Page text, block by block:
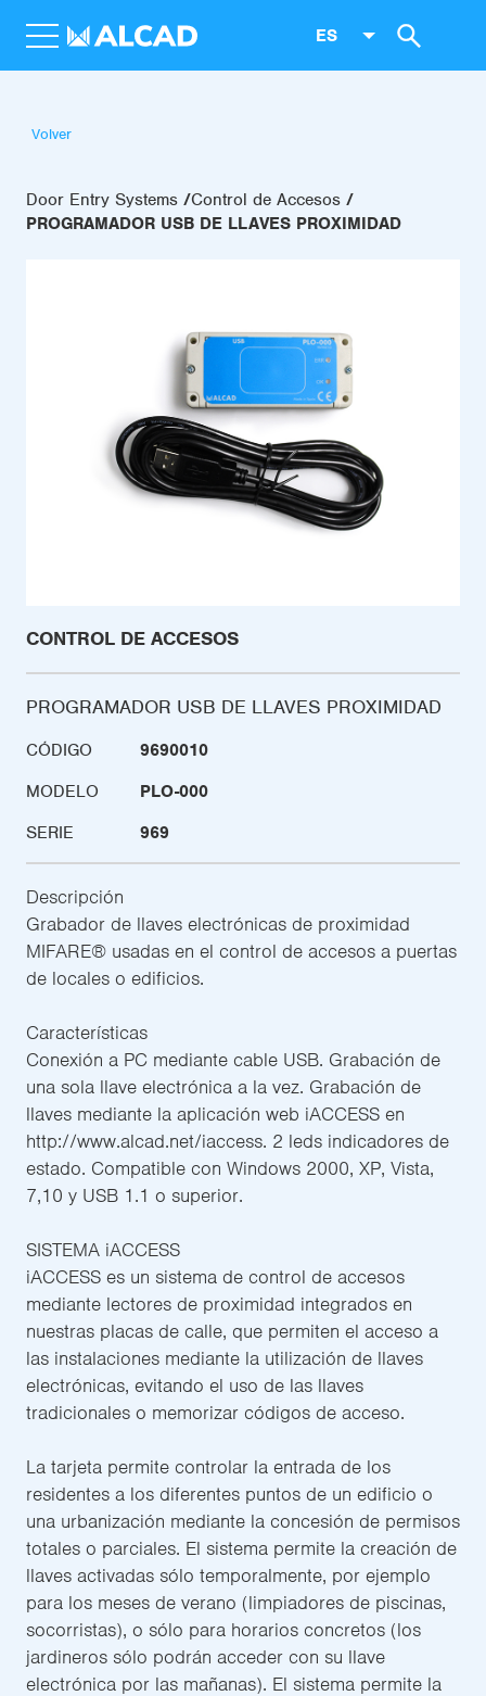
ES
Volver
Door Entry Systems Control de Accesos
PROGRAMADOR USB DE LLAVES PROXIMIDAD
CONTROL DE ACCESOS
PROGRAMADOR USB DE LLAVES PROXIMIDAD
CÓDIGO
9690010
MODELO
PLO-000
SERIE
969
Descripción
Grabador de llaves electrónicas de proximidad
MIFARE® usadas en el control de accesos a puertas
de locales o edificios.
Características
Conexión a PC mediante cable USB. Grabación de
una sola llave electrónica a la vez. Grabación de
llaves mediante la aplicación web iACCESS en
http://www.alcad.net/iaccess. 2 leds indicadores de
estado. Compatible con Windows 2000, XP, Vista,
7,10 y USB 1.1 o superior.
SISTEMA iACCESS
iACCESS es un sistema de control de accesos
mediante lectores de proximidad integrados en
nuestras placas de calle, que permiten el acceso a
las instalaciones mediante la utilización de llaves
electrónicas, evitando el uso de las llaves
tradicionales o memorizar códigos de acceso.
La tarjeta permite controlar la entrada de los
residentes a los diferentes puntos de un edificio o
una urbanización mediante la concesión de permisos
totales o parciales. El sistema permite la creación de
llaves activadas sólo temporalmente, por ejemplo
para los meses de verano (limpiadores de piscinas,
socorristas), o sólo para horarios concretos (los
jardineros sólo podrán acceder con su llave
electrónica por las mañanas). El sistema permite la